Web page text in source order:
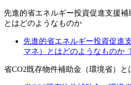
先進的省エネルギー投資促進支援補
とはどのようなものか
先進的省エネルギー投資促進
マネ）とはどのようなものか
省CO2既存物件補助金（環境省）